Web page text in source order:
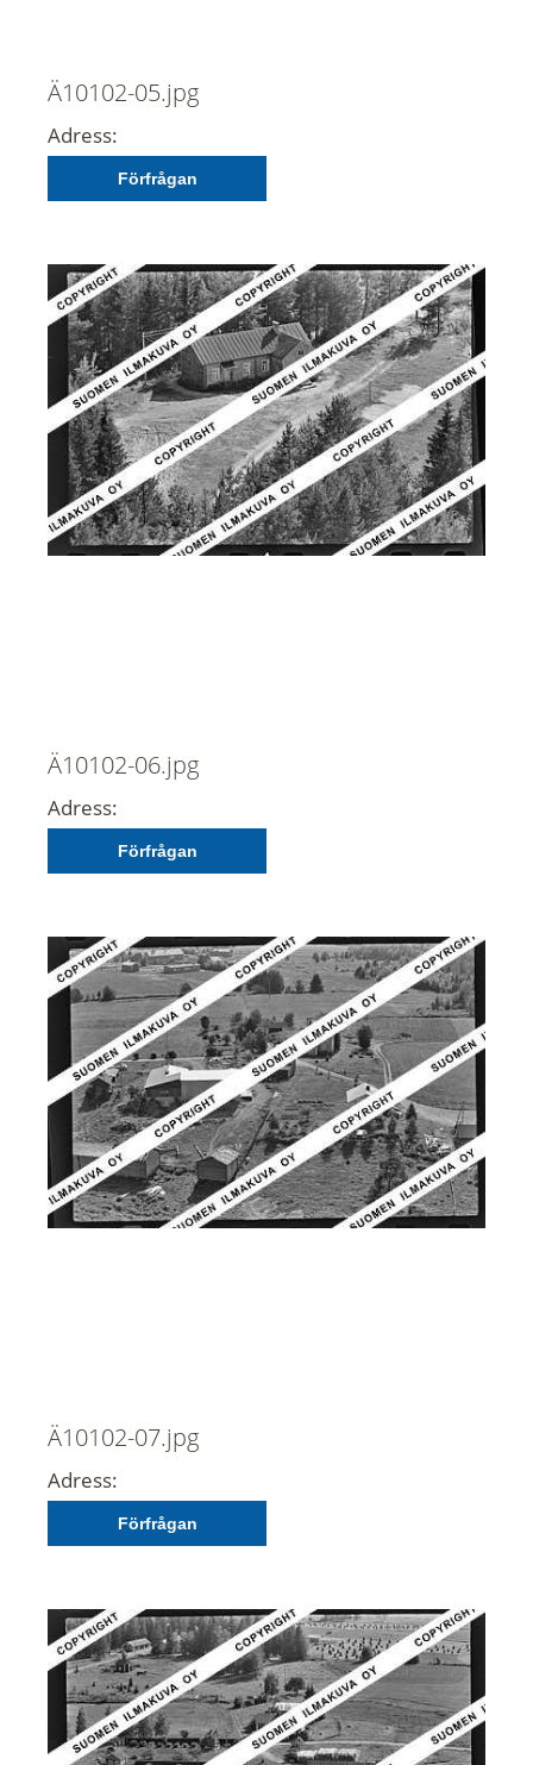
Ä10102-05.jpg
Adress:
Förfrågan
Ä10102-06.jpg
Adress:
Förfrågan
Ä10102-07.jpg
Adress:
Förfrågan